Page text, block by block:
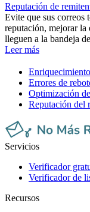
Reputación de
Evite que sus correos
reputación, mejorar la
lleguen a la bandeja
Leer más
Errores de
Optimización
Reputación del
Servicios
Verificador
Verificador de
Recursos